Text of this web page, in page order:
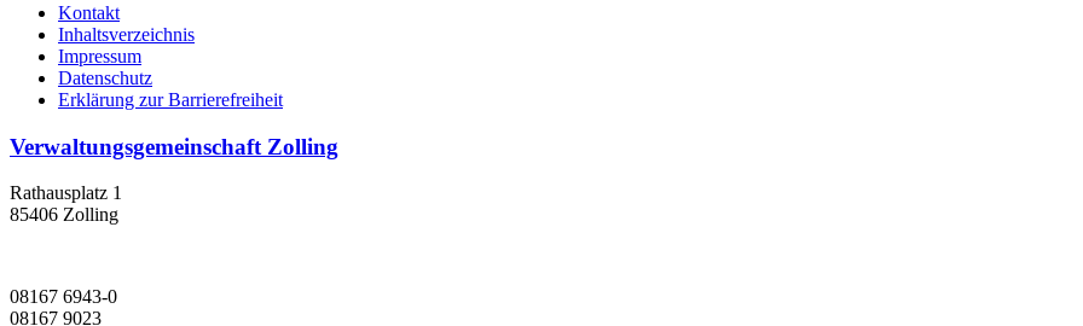
Kontakt
Inhaltsverzeichnis
Impressum
Datenschutz
Erklärung zur Barrierefreiheit
Verwaltungsgemeinschaft Zolling
Rathausplatz 1
85406 Zolling
08167 6943-0
08167 9023